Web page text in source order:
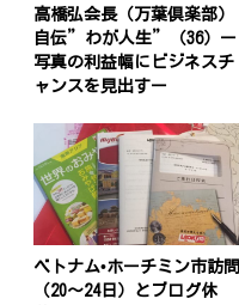
高橋弘会長（万葉倶楽部）
自伝”わが人生”（36）ー
写真の利益幅にビジネスチ
ャンスを見出すー
ベトナム•ホーチミン市訪問
（20〜24日）とブログ休